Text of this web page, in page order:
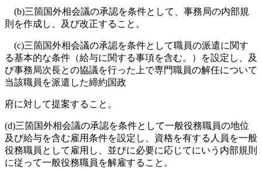
(b)三箇国外相会議の承認を条件として、事務局の内部規
則を作成し、及び改正すること。
(c)三箇国外相会議の承認を条件として職員の派遣に関す
る基本的な条件（給与に関する事項を含む。）を設定し、及
び事務局次長との協議を行った上で専門職員の解任について
当該職員を派遣した締約国政
府に対して提案すること。
(d)三箇国外相会議の承認を条件として一般役務職員の地位
及び給与を含む雇用条件を設定し、資格を有する人員を一般
役務職員として雇用し、並びに必要に応じてにいう内部規則
に従って一般役務職員を解雇すること。